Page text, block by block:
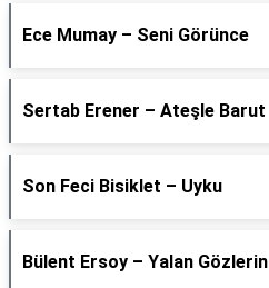
Ece Mumay – Seni Görünce
Sertab Erener – Ateşle Barut
Son Feci Bisiklet – Uyku
Bülent Ersoy – Yalan Gözlerin